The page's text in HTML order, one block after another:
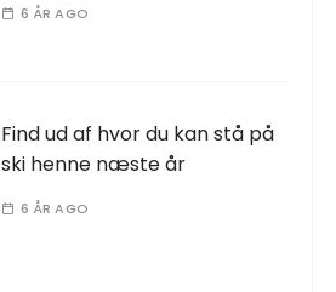
6 ÅR AGO
Find ud af hvor du kan stå på
ski henne næste år
6 ÅR AGO